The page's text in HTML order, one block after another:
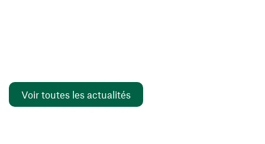
Voir toutes les actualités